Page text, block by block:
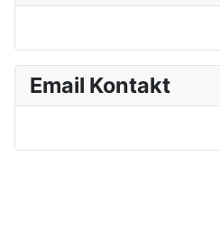
Email Kontakt